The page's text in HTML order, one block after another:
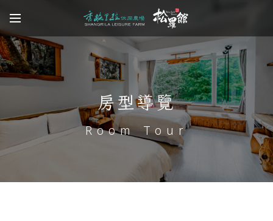
房型導覽
Room Tour